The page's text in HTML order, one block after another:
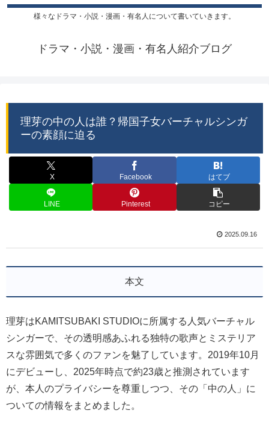
様々なドラマ・小説・漫画・有名人について書いていきます。
ドラマ・小説・漫画・有名人紹介ブログ
理芽の中の人は誰？帰国子女バーチャルシンガ
ーの素顔に迫る
X Facebook はてブ
LINE Pinterest コピー
2025.09.16
本文
理芽はKAMITSUBAKI STUDIOに所属する人気バーチャル
シンガーで、その透明感あふれる独特の歌声とミステリア
スな雰囲気で多くのファンを魅了しています。2019年10月
にデビューし、2025年時点で約23歳と推測されています
が、本人のプライバシーを尊重しつつ、その「中の人」に
ついての情報をまとめました。